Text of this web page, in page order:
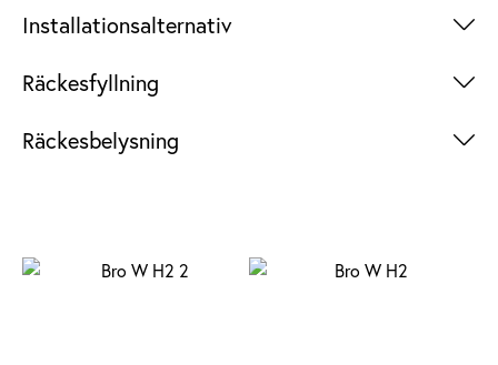
Installationsalternativ +
Räckesfyllning +
Räckesbelysning +